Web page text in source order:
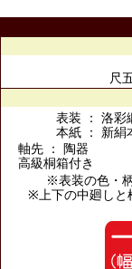
尺
表装 ： 洛彩緞
本紙 ： 新絹
軸先 ： 陶器
高級桐箱付き
※表装の色・
※上下の中廻しと